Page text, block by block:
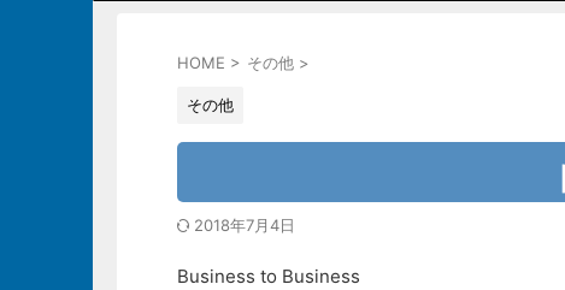
HOME > その他 >
その他
2018年7月4日
Business to Business